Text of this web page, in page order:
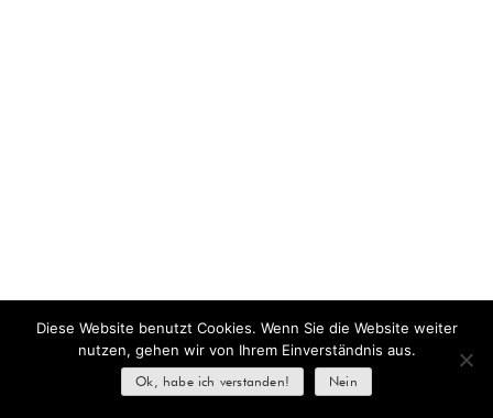
Diese Website benutzt Cookies. Wenn Sie die Website weiter
nutzen, gehen wir von Ihrem Einverständnis aus.
Ok, habe ich verstanden! Nein